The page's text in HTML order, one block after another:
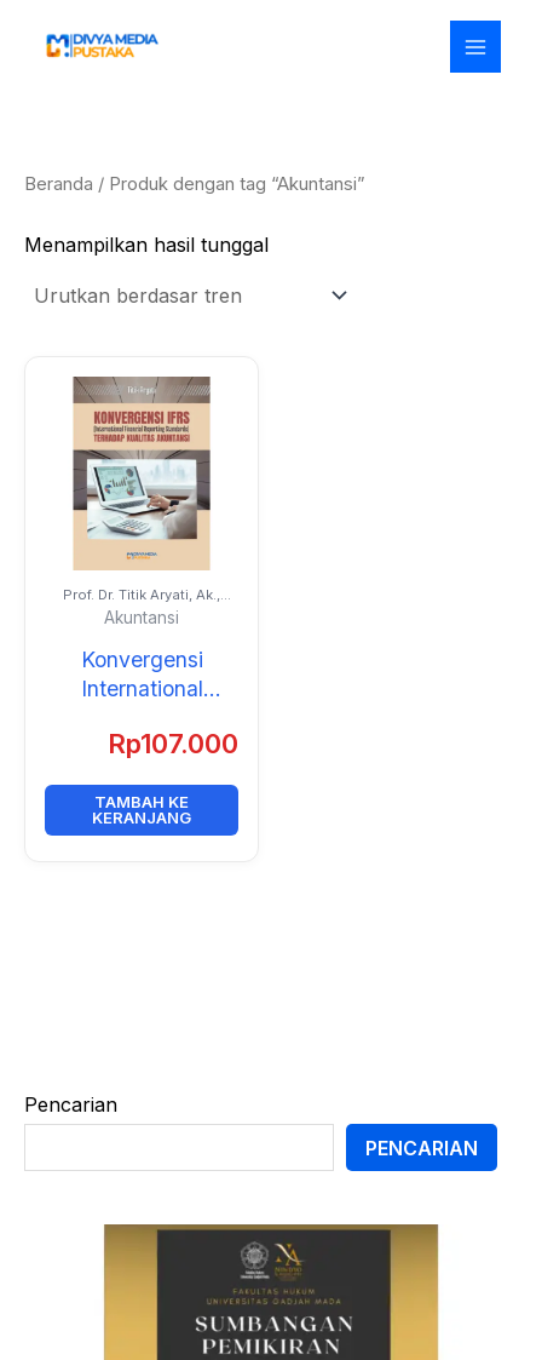
Pencarian
PENCARIAN
Beranda / Produk dengan tag “Akuntansi”
Menampilkan hasil tunggal
Prof. Dr. Titik Aryati, Ak.,
CA., CPIA.
Akuntansi
Konvergensi
International
Standards (IFRS)
Akuntansi
Rp107.000
TAMBAH KE
KERANJANG